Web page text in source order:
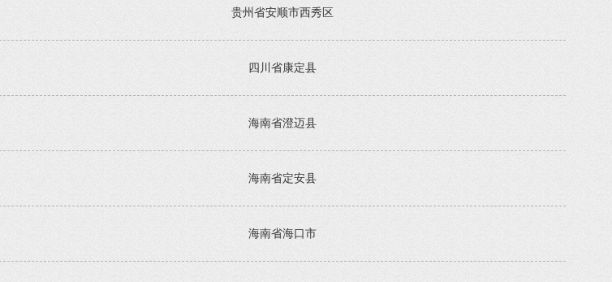
贵州省安顺市西秀区
四川省康定县
海南省澄迈县
海南省定安县
海南省海口市